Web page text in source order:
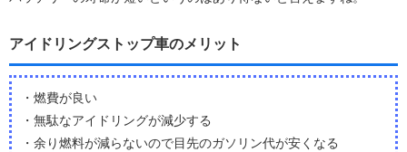
アイドリングストップ車のメリット
・燃費が良い
・無駄なアイドリングが減少する
・余り燃料が減らないので目先のガソリン代が安くなる